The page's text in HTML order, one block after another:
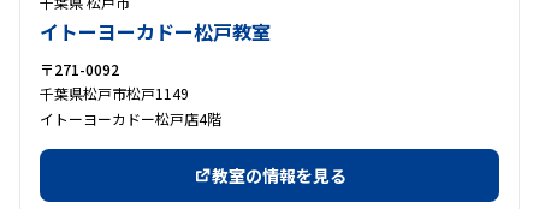
イトーヨーカドー松戸教室
〒271-0092
千葉県松戸市松戸1149
イトーヨーカドー松戸店4階
教室の情報を見る